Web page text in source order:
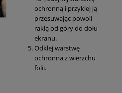
ochronną i przyklej ją
przesuwając powoli
raklą od góry do dołu
ekranu.
Odklej warstwę
ochronna z wierzchu
folii.